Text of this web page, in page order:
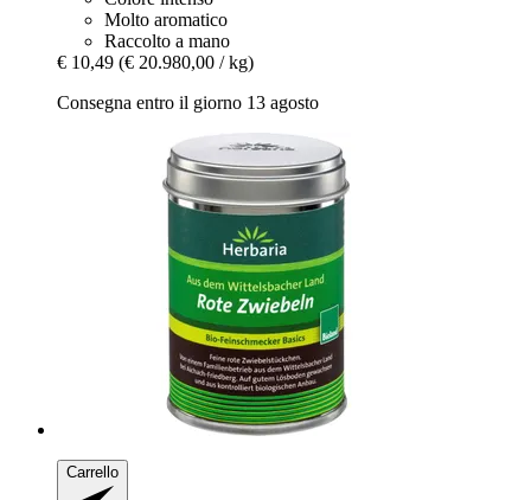
Molto aromatico
Raccolto a mano
€ 10,49 (€ 20.980,00 / kg)
Consegna entro il giorno 13 agosto
Carrello